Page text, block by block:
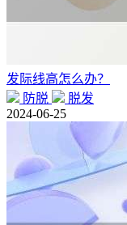
发际线高怎么办？
防脱
脱发
2024-06-25